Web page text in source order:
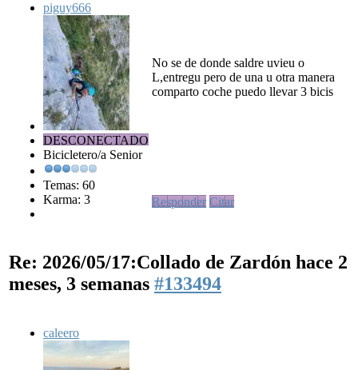
piguy666
DESCONECTADO
Bicicletero/a Senior
Temas: 60
Karma: 3
No se de donde saldre uvieu o
L,entregu pero de una u otra manera
comparto coche puedo llevar 3 bicis
Responder Citar
Re: 2026/05/17:Collado de Zardón hace 2
meses, 3 semanas #133494
caleero